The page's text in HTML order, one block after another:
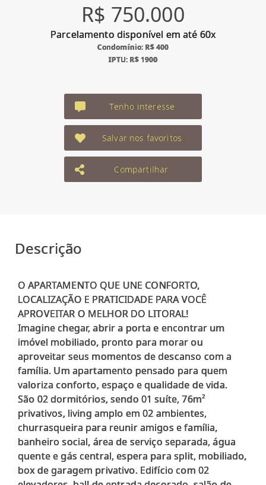
R$ 750.000
Parcelamento disponível em até 60x
Condomínio: R$ 400
IPTU: R$ 1900
Tenho interesse
Salvar nos favoritos
Compartilhar
Descrição
O APARTAMENTO QUE UNE CONFORTO,
LOCALIZAÇÃO E PRATICIDADE PARA VOCÊ
APROVEITAR O MELHOR DO LITORAL!
Imagine chegar, abrir a porta e encontrar um
imóvel mobiliado, pronto para morar ou
aproveitar seus momentos de descanso com a
família. Um apartamento pensado para quem
valoriza conforto, espaço e qualidade de vida.
São 02 dormitórios, sendo 01 suíte, 76m²
privativos, living amplo em 02 ambientes,
churrasqueira para reunir amigos e família,
banheiro social, área de serviço separada, água
quente e gás central, espera para split, mobiliado,
box de garagem privativo. Edifício com 02